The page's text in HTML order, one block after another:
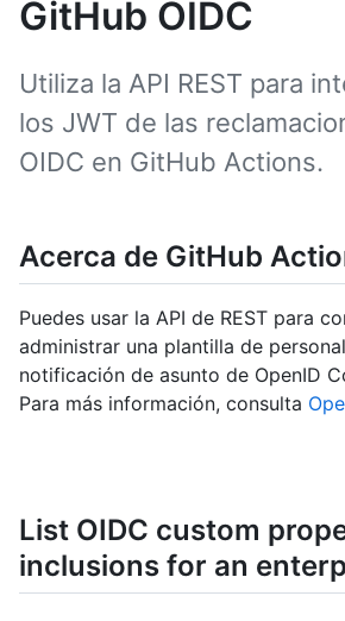
GitHub OIDC
Utiliza la API REST para
los JWT de las
OIDC en GitHub Actions.
Acerca de GitHub
Puedes usar la API de REST para
administrar una plantilla de
notificación de asunto de OpenID
Para más información, consulta
List OIDC custom
inclusions for an